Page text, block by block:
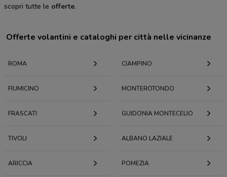
scopri tutte le offerte.
Offerte volantini e cataloghi per città nelle vicinanze
ROMA CIAMPINO
FIUMICINO MONTEROTONDO
FRASCATI GUIDONIA MONTECELIO
TIVOLI ALBANO LAZIALE
ARICCIA POMEZIA